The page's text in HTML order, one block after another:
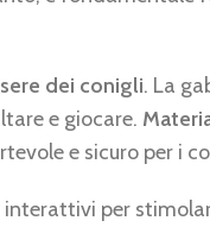
dei conigli. La
e giocare.
e sicuro per i
interattivi per